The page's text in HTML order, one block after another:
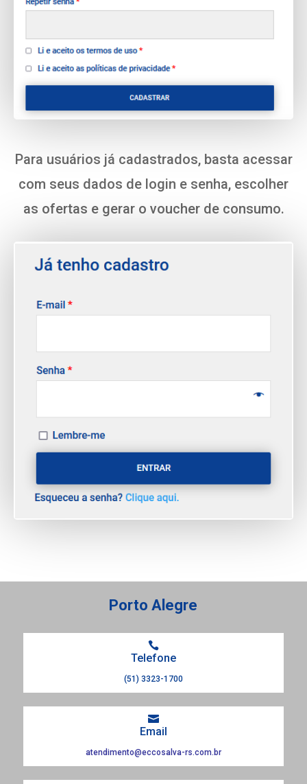
Para usuários já cadastrados, basta acessar
com seus dados de login e senha, escolher
as ofertas e gerar o voucher de consumo.
Porto Alegre

Telefone
(51) 3323-1700

Email
atendimento@eccosalva-rs.com.br